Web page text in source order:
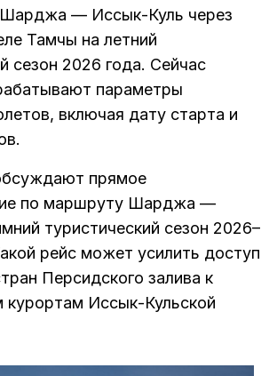
Шарджа — Иссык-Куль через
Тамчы на летний
сезон 2026 года. Сейчас
параметры
включая дату старта и
прямое
по маршруту Шарджа —
туристический сезон 2026–
рейс может усилить доступ
Персидского залива к
Иссык-Кульской